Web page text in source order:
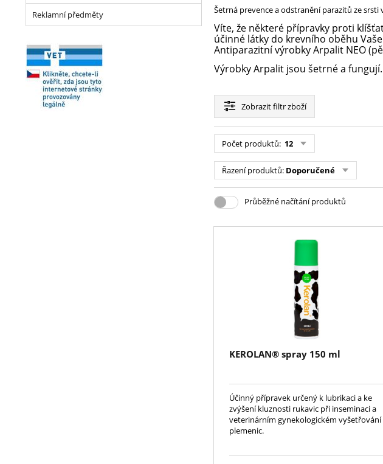
Reklamní předměty Šetrná prevence a odstranění parazitů ze srsti
Víte, že některé přípravky proti
účinné látky do krevního oběhu
Antiparazitní výrobky Arpalit NEO
Výrobky Arpalit jsou šetrné a fungují.
Zobrazitfiltr zboží
Počet produktů: 12
Řazení produktů: Doporučené
Průběžné načítání produktů
KEROLAN® spray 150 ml
Účinný přípravek určený k lubrikaci a ke
zvýšení kluznosti rukavic při inseminaci a
veterinárním gynekologickém vyšetřování
plemenic.